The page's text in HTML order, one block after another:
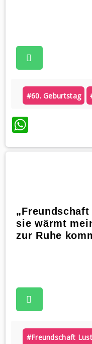
#60. Geburtstag
sie wärmt
zur Ruhe
#freundschaft